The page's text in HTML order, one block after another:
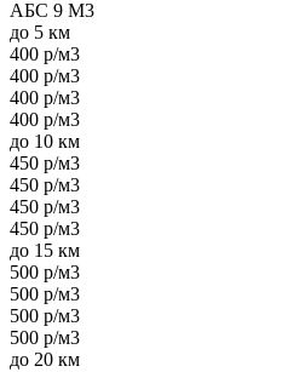
АБС 9 М3
до 5 км
400 р/м3
400 р/м3
400 р/м3
400 р/м3
до 10 км
450 р/м3
450 р/м3
450 р/м3
450 р/м3
до 15 км
500 р/м3
500 р/м3
500 р/м3
500 р/м3
до 20 км